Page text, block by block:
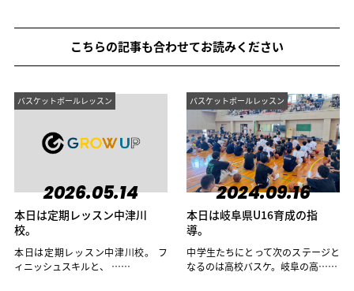
こちらの記事も合わせてお読みください
バスケットボールレッスン
2026.05.14
本日は定期レッスン中津川
校。
本日は定期レッスン中津川校。 フ
ィニッシュスキルと、 ……
バスケットボールレッスン
2024.09.16
本日は岐阜県U16育成の指
導。
中学生たちにとって次のステージと
なるのは高校バスケ。岐阜の高……